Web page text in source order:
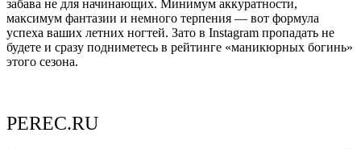
забава не для начинающих. Минимум аккуратности,
максимум фантазии и немного терпения — вот формула
успеха ваших летних ногтей. Зато в Instagram пропадать не
будете и сразу подниметесь в рейтинге «маникюрных богинь»
этого сезона.
PEREC.RU